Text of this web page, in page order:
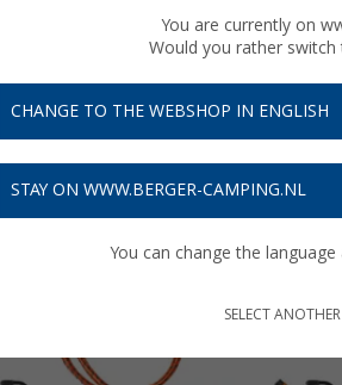
You are currently on
Would you rather switch
CHANGE TO THE WEBSHOP IN ENGLISH
STAY ON WWW.BERGER-CAMPING.NL
You can change the
SELECT